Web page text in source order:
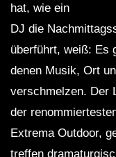
hat, wie ein
DJ die
überführt, weiß: Es
denen Musik, Ort
verschmelzen. Der
der
Extrema Outdoor,
treffen